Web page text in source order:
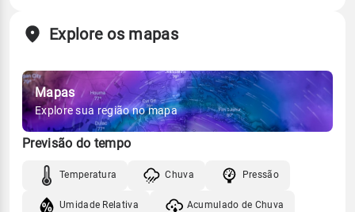
Explore os mapas
Mapas
Explore sua região no mapa
Previsão do tempo
Temperatura Chuva Pressão
Umidade Relativa Acumulado de Chuva